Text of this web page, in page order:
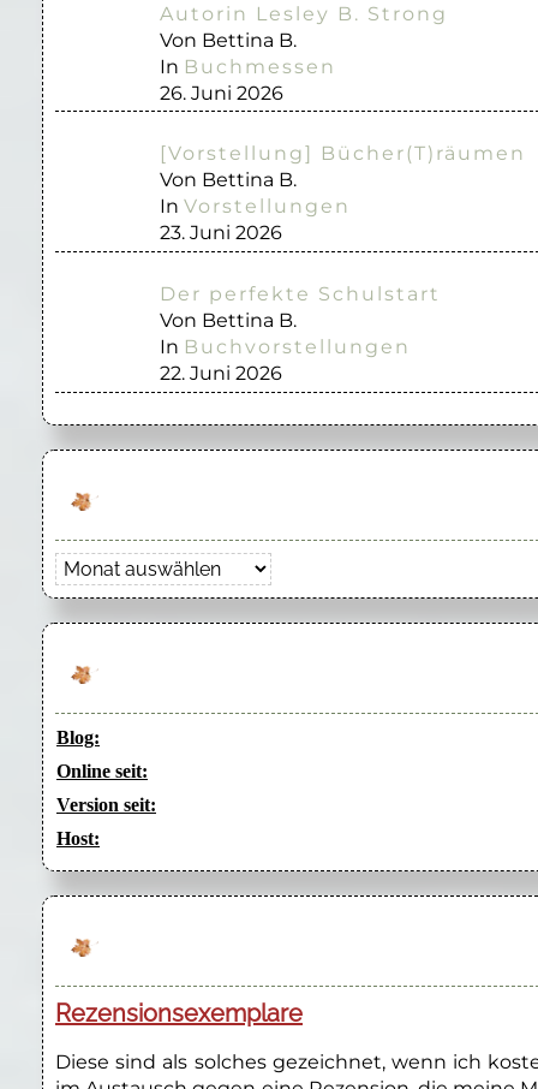
Autorin Lesley B. Strong
Von Bettina B.
In Buchmessen
26. Juni 2026
[Vorstellung] Bücher(T)räumen
Von Bettina B.
In Vorstellungen
23. Juni 2026
Der perfekte Schulstart
Von Bettina B.
In Buchvorstellungen
22. Juni 2026
Archiv
Blog:
Online seit:
Version seit:
Host:
Rezensionsexemplare
Diese sind als solches gezeichnet, wenn ich